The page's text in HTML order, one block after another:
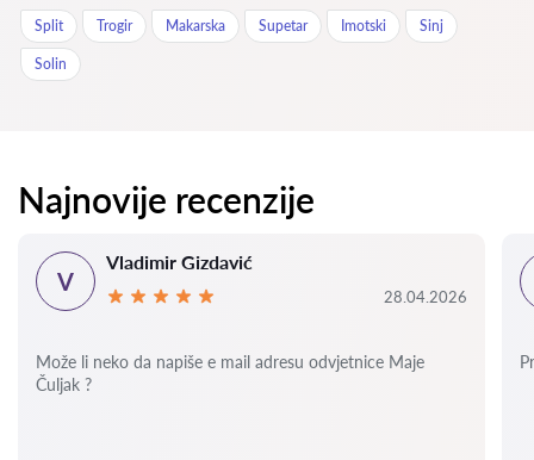
Split Trogir Makarska Supetar Imotski Sinj
Solin
Najnovije recenzije
V
Vladimir Gizdavić
28.04.2026
Može li neko da napiše e mail adresu odvjetnice Maje
Čuljak ?